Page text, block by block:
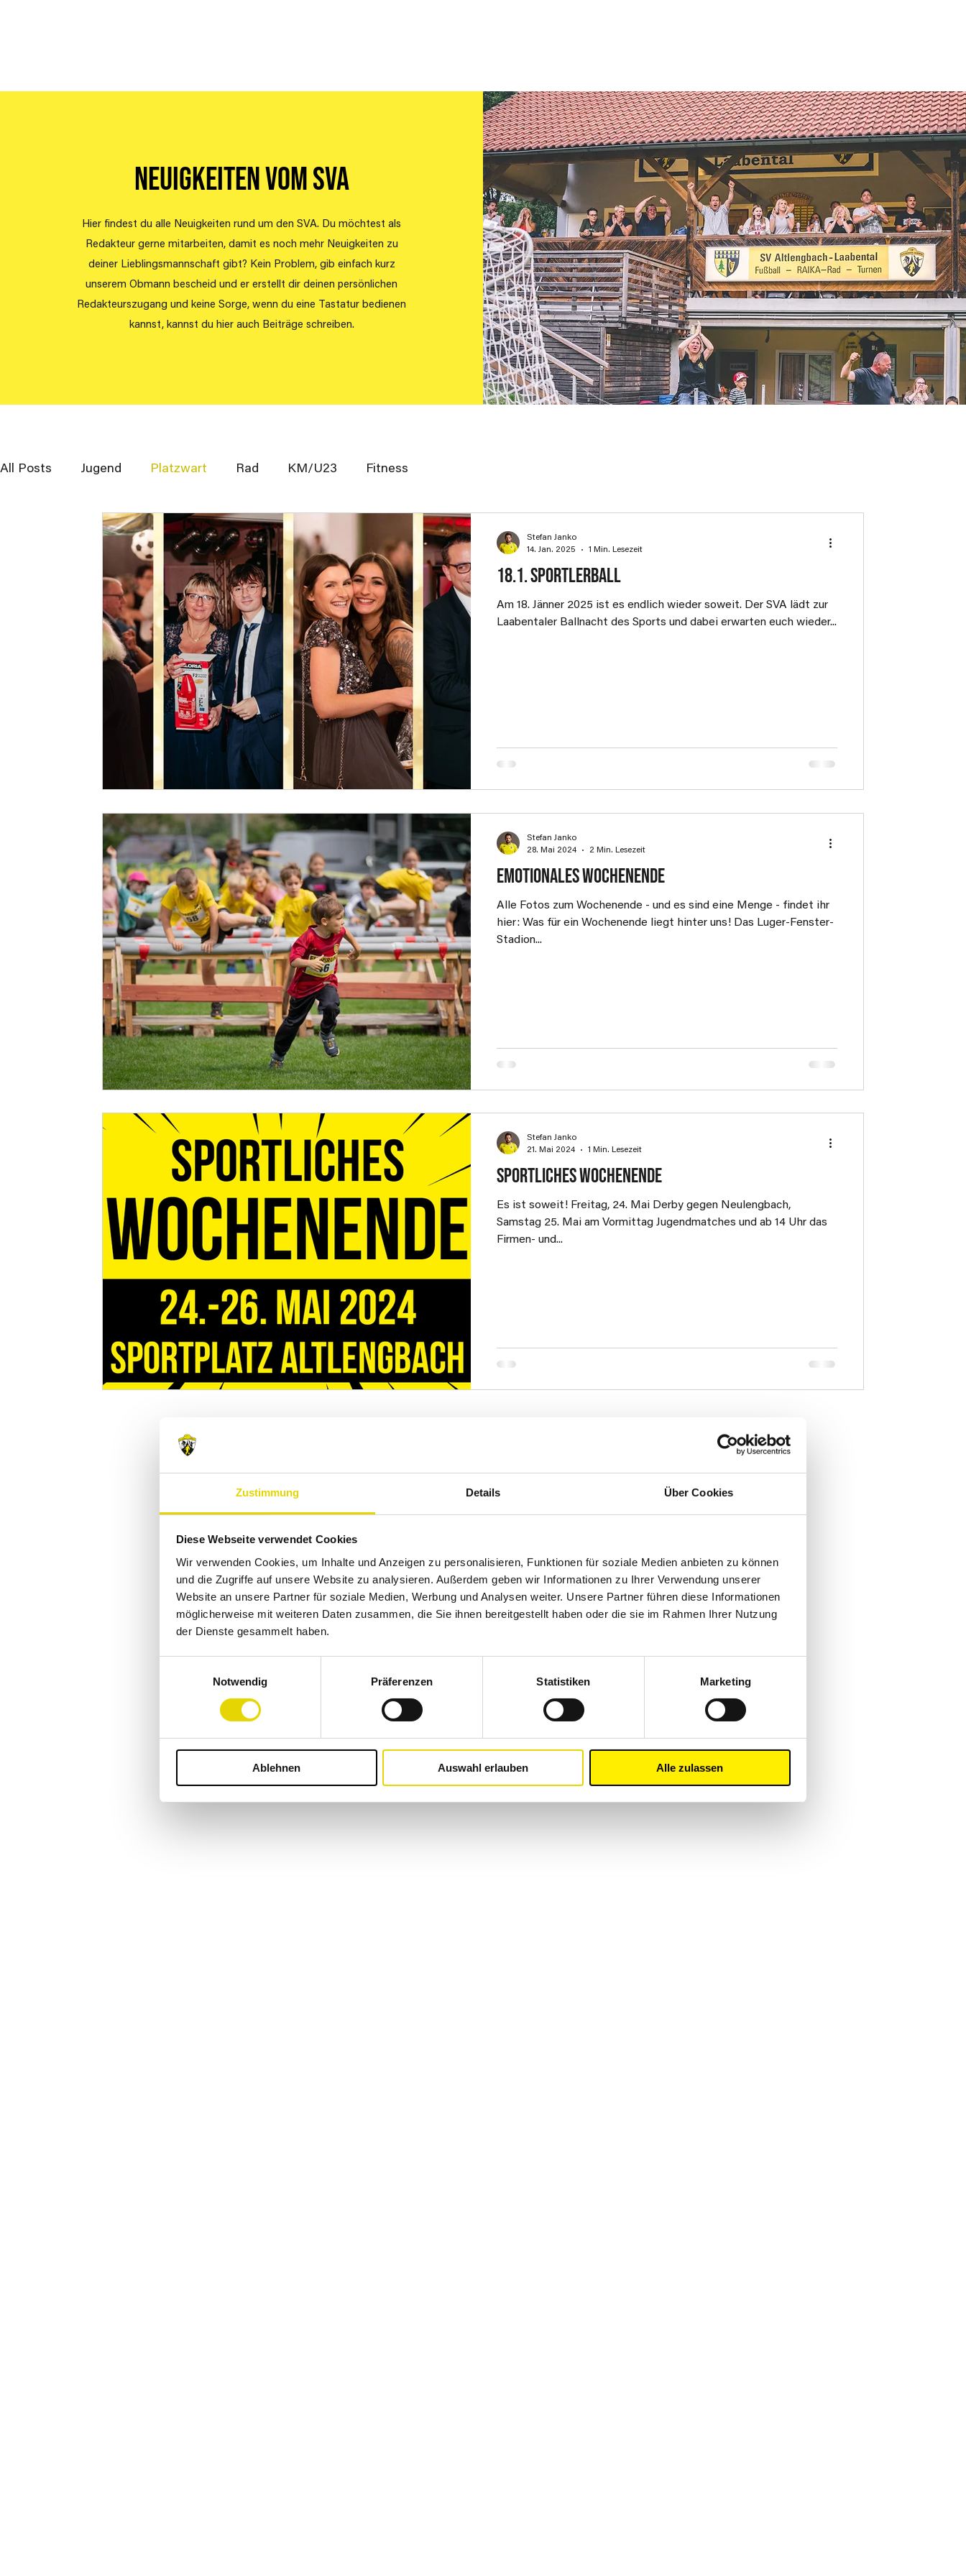
Zustimmung Details Über Cookies
Diese Webseite verwendet Cookies
Wir verwenden Cookies, um Inhalte und Anzeigen zu personalisieren, Funktionen für soziale Medien anbieten zu können
und die Zugriffe auf unsere Website zu analysieren. Außerdem geben wir Informationen zu Ihrer Verwendung unserer
Website an unsere Partner für soziale Medien, Werbung und Analysen weiter. Unsere Partner führen diese Informationen
möglicherweise mit weiteren Daten zusammen, die Sie ihnen bereitgestellt haben oder die sie im Rahmen Ihrer Nutzung
der Dienste gesammelt haben.
Notwendig
Präferenzen Statistiken Marketing
Ablehnen Auswahl erlauben Alle zulassen
Neuigkeiten vom SVA
Hier findest du alle Neuigkeiten rund um den SVA. Du möchtest als
Redakteur gerne mitarbeiten, damit es noch mehr Neuigkeiten zu
deiner Lieblingsmannschaft gibt? Kein Problem, gib einfach kurz
unserem Obmann bescheid und er erstellt dir deinen persönlichen
Redakteurszugang und keine Sorge, wenn du eine Tastatur bedienen
kannst, kannst du hier auch Beiträge schreiben.
All Posts Jugend Platzwart Rad KM/U23 Fitness
18.1. Sportlerball
Am 18. Jänner 2025 ist es endlich wieder soweit. Der SVA lädt zur
Laabentaler Ballnacht des Sports und dabei erwarten euch wieder...
Stefan Janko
14. Jan. 2025
1 Min. Lesezeit
Emotionales Wochenende
Alle Fotos zum Wochenende - und es sind eine Menge - findet ihr
hier: Was für ein Wochenende liegt hinter uns! Das Luger-Fenster-
Stadion...
Stefan Janko
28. Mai 2024
2 Min. Lesezeit
Sportliches Wochenende
Es ist soweit! Freitag, 24. Mai Derby gegen Neulengbach,
Samstag 25. Mai am Vormittag Jugendmatches und ab 14 Uhr das
Firmen- und...
Stefan Janko
21. Mai 2024
1 Min. Lesezeit